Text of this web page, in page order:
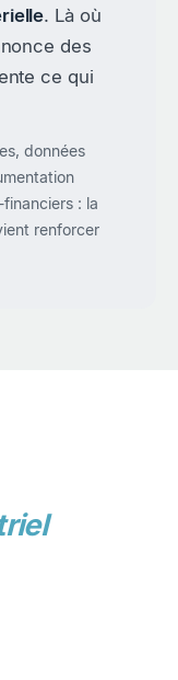
. Là où
des
ce qui
données
: la
renforcer